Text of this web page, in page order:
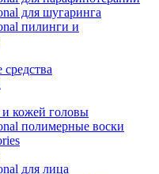
для шугаринга
пилинги и
и кожей головы
полимерные воски
для лица